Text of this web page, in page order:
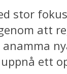
stor
att
ett